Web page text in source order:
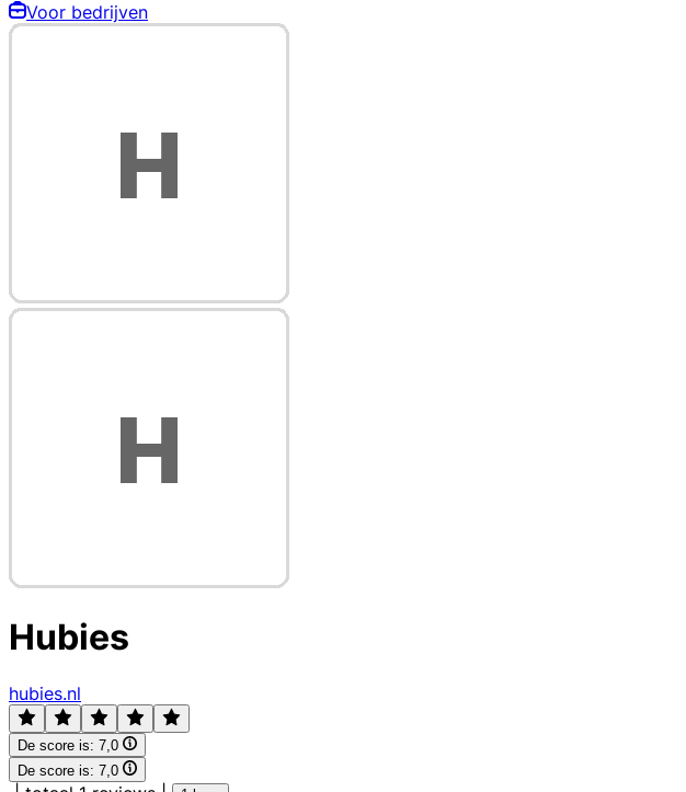
Voor bedrijven
Hubies
hubies.nl
De score is: 7,0
De score is: 7,0